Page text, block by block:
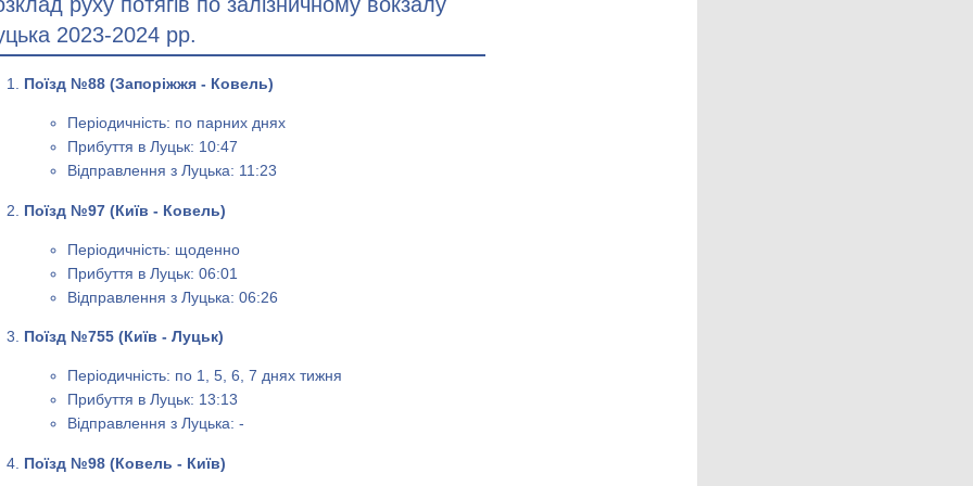
2023-2024 рр.
Поїзд №88 (Запоріжжя - Ковель)
Періодичність: по парних днях
Прибуття в Луцьк: 10:47
Відправлення з Луцька: 11:23
Поїзд №97 (Київ - Ковель)
Періодичність: щоденно
Прибуття в Луцьк: 06:01
Відправлення з Луцька: 06:26
Поїзд №755 (Київ - Луцьк)
Періодичність: по 1, 5, 6, 7 днях тижня
Прибуття в Луцьк: 13:13
Відправлення з Луцька: -
Поїзд №98 (Ковель - Київ)